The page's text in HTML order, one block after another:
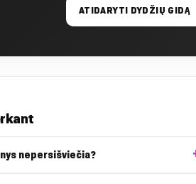
ATIDARYTI DYDŽIŲ GIDĄ
nepersišviečia?